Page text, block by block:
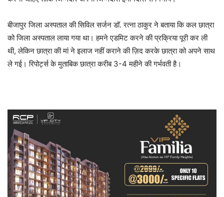
बीजापुर जिला अस्पताल की सिविल सर्जन डॉ. रत्ना ठाकुर ने बताया कि कल छात्रा
को जिला अस्पताल लाया गया था। हमने एडमिट करने की प्रक्रिया पूरी कर ली
थी, लेकिन छात्रा की मां ने इलाज नहीं कराने की ज़िद करके छात्रा को अपने साथ
ले गई। रिपोर्ट्स के मुताबिक छात्रा करीब 3-4 महीने की गर्भवती है।